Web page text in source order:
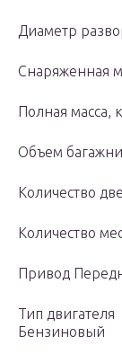
Диаметр
Снаряженная
Полная масса,
Объем
Количество
Количество
Привод
Тип двигателя
Бензиновый